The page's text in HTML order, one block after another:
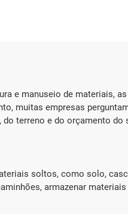
e manuseio de materiais, as
muitas empresas
do terreno e do orçamento do
soltos, como solo,
armazenar materiais